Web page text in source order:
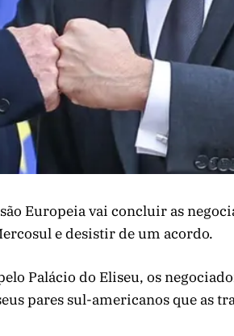
Europeia vai concluir as
e desistir de um acordo.
Palácio do Eliseu, os
pares sul-americanos que as